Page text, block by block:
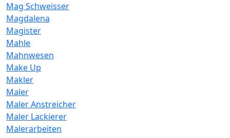
Mag Schweisser
Magdalena
Magister
Mahle
Mahnwesen
Make Up
Makler
Maler
Maler Anstreicher
Maler Lackierer
Malerarbeiten